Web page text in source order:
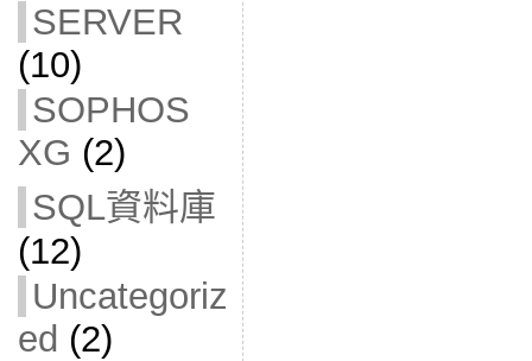
SERVER
(10)
SOPHOS
XG (2)
SQL資料庫
(12)
Uncategoriz
ed (2)